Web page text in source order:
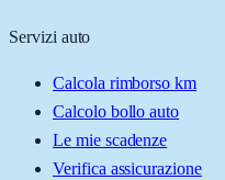
Servizi auto
Calcola rimborso km
Calcolo bollo auto
Le mie scadenze
Verifica assicurazione